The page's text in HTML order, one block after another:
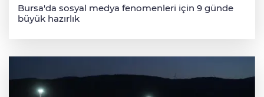
Bursa'da sosyal medya fenomenleri için 9 günde
büyük hazırlık